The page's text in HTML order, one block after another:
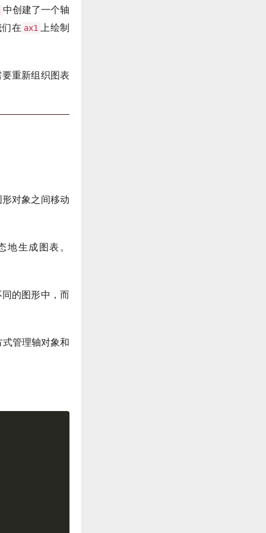
中创建了一个轴
在 ax1 上绘制
重新组织图表
对象之间移动
地生成图表。
的图形中，而
管理轴对象和